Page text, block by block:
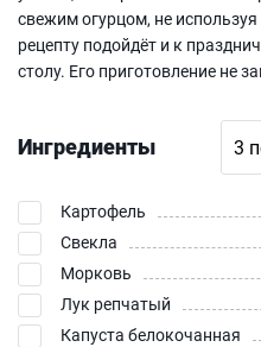
свежим огурцом, не
рецепту подойдёт и к
столу. Его приготовление не
Ингредиенты
Картофель
Свекла
Морковь
Лук репчатый
Капуста белокочанная